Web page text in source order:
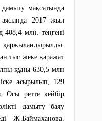
дамыту мақсатында
аясында 2017 жыл
млн. теңгені
тыс жеке қаражат
құны 630,5 млн
асырылып, 129
ретте кейбір
дамыту баяу
Ж.Баймаханова.